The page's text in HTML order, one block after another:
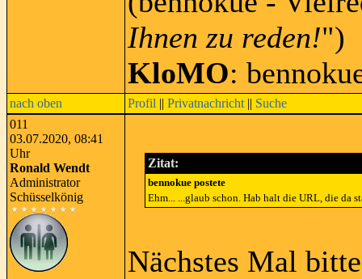
Ihnen zu reden!")
KloMO:
nach oben Profil || Privatnachricht || Suche
011
03.07.2020, 08:41
Uhr
Ronald Wendt
Administrator
Schüsselkönig
Zitat:
bennokue postete
Ehm... ...glaub schon. Hab halt die URL, die da
Nächstes Mal